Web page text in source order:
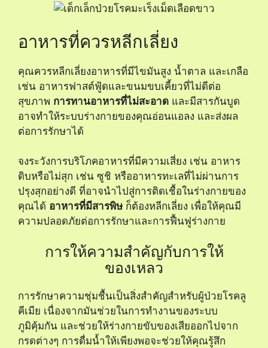
อาหารที่ควรหลีกเลี่ยง
คุณควรหลีกเลี่ยงอาหารที่มีไขมันสูง น้ำตาล และเกลือ
เช่น อาหารฟาสต์ฟู้ดและขนมขบเคี้ยวที่ไม่ดีต่อ
สุขภาพ การทานอาหารที่ไม่สะอาด และมีสารกันบูด
อาจทำให้ระบบร่างกายของคุณอ่อนแอลง และส่งผล
ต่อการรักษาได้
จงระวังการบริโภคอาหารที่มีความเสี่ยง เช่น อาหาร
ดิบหรือไม่สุก เช่น ซูชิ หรืออาหารทะเลที่ไม่ผ่านการ
ปรุงสุกอย่างดี ที่อาจนำไปสู่การติดเชื้อในร่างกายของ
คุณได้ อาหารที่มีสารพิษ ก็ต้องหลีกเลี่ยง เพื่อให้คุณมี
ความปลอดภัยต่อการรักษาและการฟื้นฟูร่างกาย
การให้ความสำคัญกับการให้
ของเหลว
การรักษาความชุ่มชื้นเป็นสิ่งสำคัญสำหรับผู้ป่วยโรคลู
คีเมีย เนื่องจากมันช่วยในการทำงานของระบบ
ภูมิคุ้มกัน และช่วยให้ร่างกายขับของเสียออกไปจาก
กรดต่างๆ การดื่มน้ำให้เพียงพอจะช่วยให้คุณรู้สึก